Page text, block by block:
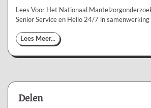
Lees Voor Het Nationaal
Senior Service en Hello 24/7 in
Lees Meer...
Delen